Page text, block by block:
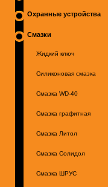
Охранные устройства
Смазки
Жидкий ключ
Силиконовая смазка
Смазка WD-40
Смазка графитная
Смазка Литол
Смазка Солидол
Смазка ШРУС